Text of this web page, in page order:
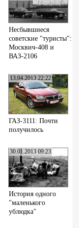
Несбывшиеся
советские "туристы":
Москвич-408 и
ВАЗ-2106
13.04.2013 22:22
ГАЗ-3111: Почти
получилось
30.01.2013 09:23
История одного
"маленького
ублюдка"